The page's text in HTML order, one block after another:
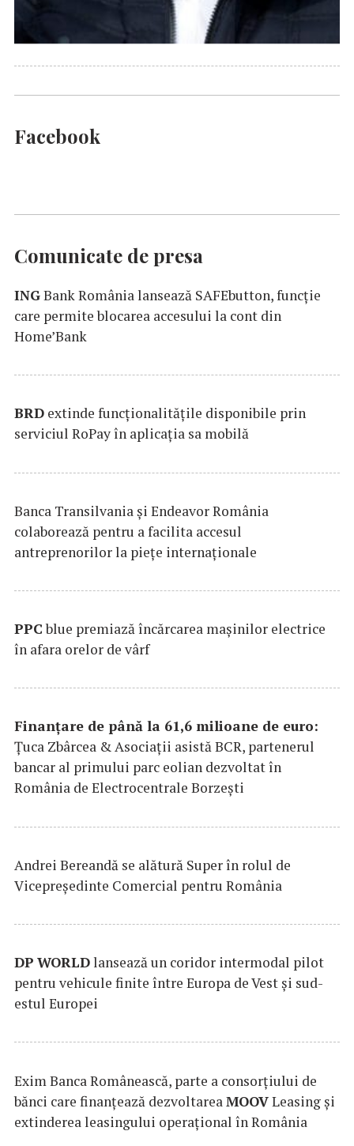
Facebook
Comunicate de presa
INGBank România lansează SAFEbutton, funcţie
care permite blocarea accesului la cont din
Home’Bank
BRD extinde funcţionalităţile disponibile prin
serviciul RoPay în aplicaţia sa mobilă
Banca Transilvania şi Endeavor România
colaborează pentru a facilita accesul
antreprenorilor la pieţe internaţionale
PPCblue premiază încărcarea maşinilor electrice
în afara orelor de vârf
Finanțare de până la 61,6 milioane de euro:
Țuca Zbârcea & Asociații asistă BCR, partenerul
bancar al primului parc eolian dezvoltat în
România de Electrocentrale Borzești
Andrei Bereandă se alătură Super în rolul de
Vicepreședinte Comercial pentru România
DP WORLDlansează un coridor intermodal pilot
pentru vehicule finite între Europa de Vest și sud-
estul Europei
Exim Banca Românească, parte a consorțiului de
bănci care finanțează dezvoltarea MOOVLeasing și
extinderea leasingului operațional în România